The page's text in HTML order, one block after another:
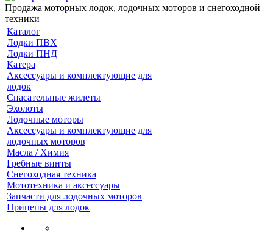
Продажа моторных лодок, лодочных моторов и снегоходной
техники
Каталог
Лодки ПВХ
Лодки ПНД
Катера
Аксессуары и комплектующие для
лодок
Спасательные жилеты
Эхолоты
Лодочные моторы
Аксессуары и комплектующие для
лодочных моторов
Масла / Химия
Гребные винты
Снегоходная техника
Мототехника и аксессуары
Запчасти для лодочных моторов
Прицепы для лодок